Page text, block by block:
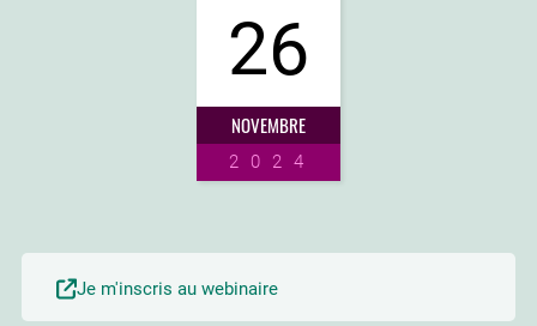
26
NOVEMBRE
2024
Je m'inscris au webinaire